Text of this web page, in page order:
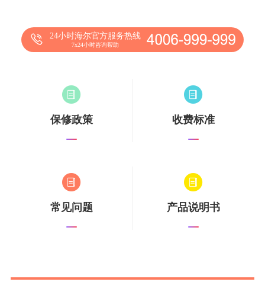
24小时海尔官方服务热线
7x24小时咨询帮助
保修政策 收费标准
常见问题 产品说明书